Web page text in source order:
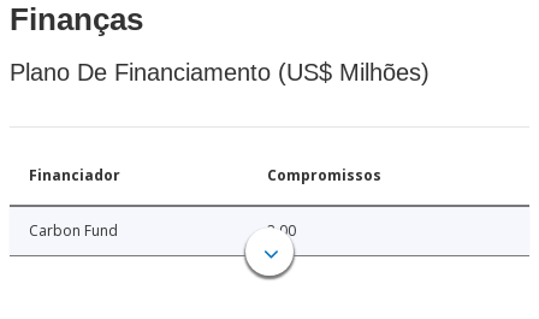
Finanças
Plano De Financiamento (US$ Milhões)
Financiador Compromissos
Carbon Fund 2.00